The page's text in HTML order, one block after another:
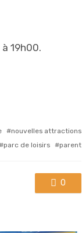
19h00.
nouvelles attractions
parc de loisirs parent
0